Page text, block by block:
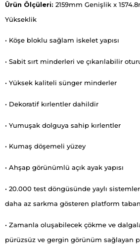
Ürün Ölçüleri: 2159mm Genişlik x
Yükseklik
• Köşe bloklu sağlam iskelet yapısı
• Sabit sırt minderleri ve çıkarılabilir
• Yüksek kaliteli sünger minderler
• Dekoratif kırlentler dahildir
• Yumuşak dolguya sahip kırlentler
• Kumaş döşemeli yüzey
• Ahşap görünümlü açık ayak yapısı
• 20.000 test döngüsünde yaylı
daha az sarkma gösteren platform
• Zamanla oluşabilecek çökme ve
pürüzsüz ve gergin görünüm sağlayan